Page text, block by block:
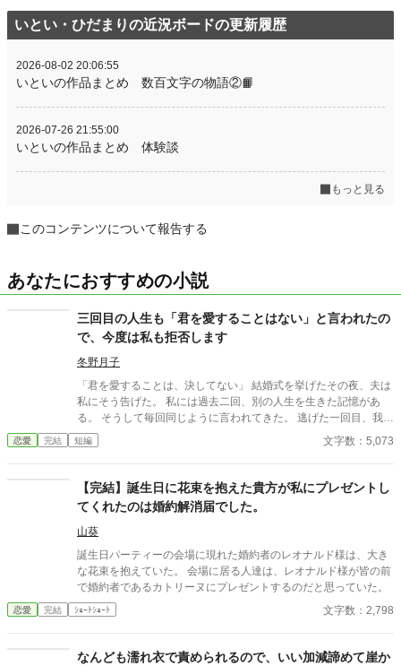
いとい・ひだまりの近況ボードの更新履歴
2026-08-02 20:06:55
いといの作品まとめ 数百文字の物語②📙
2026-07-26 21:55:00
いといの作品まとめ 体験談
もっと見る
このコンテンツについて報告する
あなたにおすすめの小説
三回目の人生も「君を愛することはない」と言われたの
で、今度は私も拒否します
冬野月子
「君を愛することは、決してない」 結婚式を挙げたその夜、夫は
私にそう告げた。 私には過去二回、別の人生を生きた記憶があ
る。 そうして毎回同じように言われてきた。 逃げた一回目、我慢
した二回目。いずれも上手くいかなかった。 だから今回は。
恋愛 完結 短編 文字数：5,073
【完結】誕生日に花束を抱えた貴方が私にプレゼントし
てくれたのは婚約解消届でした。
山葵
誕生日パーティーの会場に現れた婚約者のレオナルド様は、大き
な花束を抱えていた。 会場に居る人達は、レオナルド様が皆の前
で婚約者であるカトリーヌにプレゼントするのだと思っていた。
恋愛 完結 ｼｮｰﾄｼｮｰﾄ 文字数：2,798
なんども濡れ衣で責められるので、いい加減諦めて崖か